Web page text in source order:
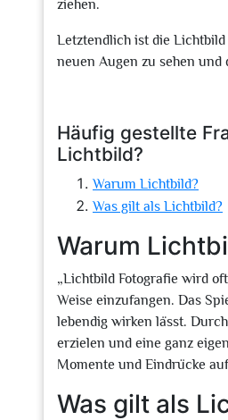
ziehen.
Letztendlich ist die
neuen Augen zu sehen
Häufig gestellte
Lichtbild?
Warum Lichtbild?
Was gilt als Lichtbild?
Warum
„Lichtbild Fotografie wird
Weise einzufangen. Das
lebendig wirken lässt.
erzielen und eine ganz
Momente und Eindrücke
Was gilt als